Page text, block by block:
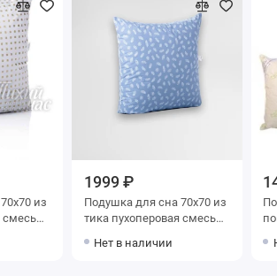
1999 ₽
Подушка для сна 70х70 из
тика пухоперовая смесь
Нет в наличии